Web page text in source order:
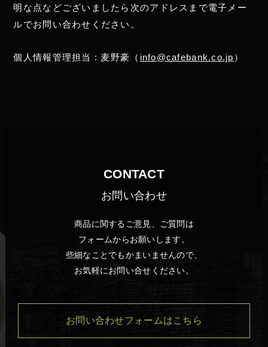
明な点などございましたら次のアドレスまで電子メー
ルでお問い合わせください。
個人情報管理担当 : 麦野豪（ info@cafebank.co.jp ）
CONTACT
お問い合わせ
商品に関するご意見、ご質問は
フォームからお願いします。
些細なことでもかまいませんので、
お気軽にお問い合せください。
お問い合わせフォームはこちら